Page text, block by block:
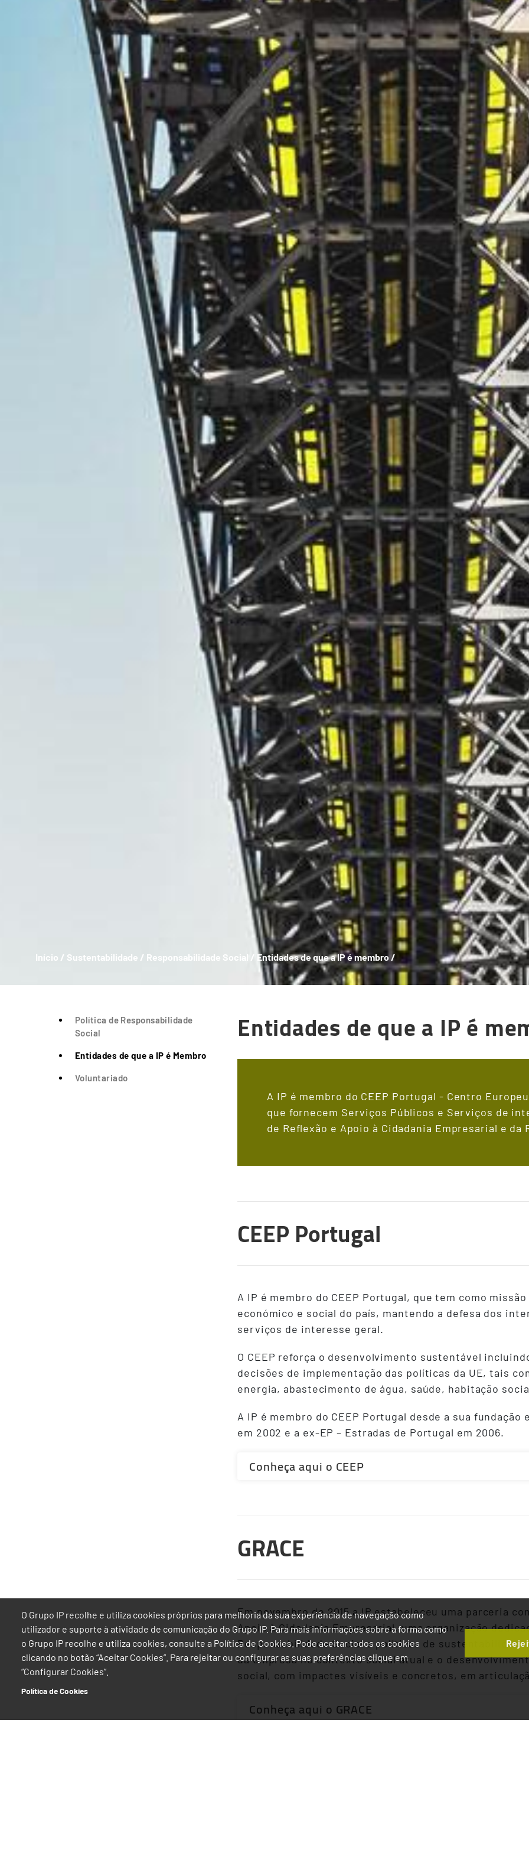
Breadcrumb
Início / Sustentabilidade / Responsabilidade Social / Entidades de que a IP é membro /
Política de Responsabilidade
Social
Entidades de que a IP é Membro
Voluntariado
Entidades de que a IP é
A IP é membro do CEEP Portugal - Centro
que fornecem Serviços Públicos e Serviços de
de Reflexão e Apoio à Cidadania Empresarial e da
CEEP Portugal
A IP é membro do CEEP Portugal, que tem como
económico e social do país, mantendo a defesa dos
serviços de interesse geral.
O CEEP reforça o desenvolvimento sustentável
decisões de implementação das políticas da UE, tais
energia, abastecimento de água, saúde, habitação
A IP é membro do CEEP Portugal desde a sua fundação
em 2002 e a ex-EP – Estradas de Portugal em 2006.
Conheça aqui o CEEP
GRACE
Em novembro de 2015 a IP estabeleceu uma parceria
Apoio à Cidadania Empresarial, uma organização
Responsabilidade Social e políticas de
da empresa no contexto social atual e o
social, com impactes visíveis e concretos, em
Conheça aqui o GRACE
O Grupo IP recolhe e utiliza cookies próprios para melhoria da sua experiência de navegação como
utilizador e suporte à atividade de comunicação do Grupo IP. Para mais informações sobre a forma como
o Grupo IP recolhe e utiliza cookies, consulte a Política de Cookies. Pode aceitar todos os cookies
clicando no botão “Aceitar Cookies”. Para rejeitar ou configurar as suas preferências clique em
“Configurar Cookies”.
Política de Cookies